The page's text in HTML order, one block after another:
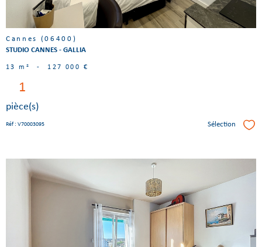
Cannes (06400)
STUDIO CANNES - GALLIA
13 m² - 127 000 €
1
pièce(s)
Réf : V70003095 Sélection
Voir le